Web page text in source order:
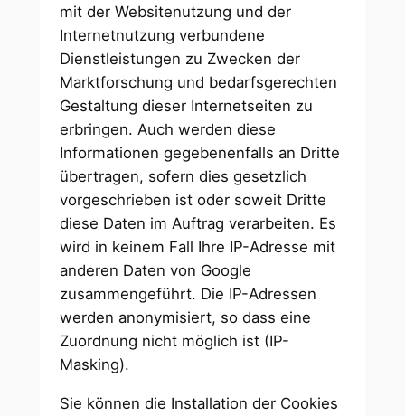
mit der Websitenutzung und der
Internetnutzung verbundene
Dienstleistungen zu Zwecken der
Marktforschung und bedarfsgerechten
Gestaltung dieser Internetseiten zu
erbringen. Auch werden diese
Informationen gegebenenfalls an Dritte
übertragen, sofern dies gesetzlich
vorgeschrieben ist oder soweit Dritte
diese Daten im Auftrag verarbeiten. Es
wird in keinem Fall Ihre IP-Adresse mit
anderen Daten von Google
zusammengeführt. Die IP-Adressen
werden anonymisiert, so dass eine
Zuordnung nicht möglich ist (IP-
Masking).
Sie können die Installation der Cookies